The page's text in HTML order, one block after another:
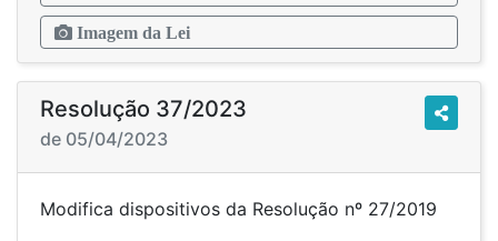
Imagem da Lei
Resolução 37/2023
de 05/04/2023
Modifica dispositivos da Resolução nº 27/2019